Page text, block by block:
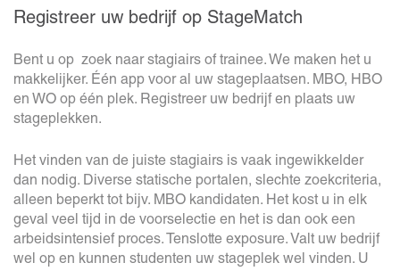
Registreer uw bedrijf op StageMatch
Bent u op zoek naar stagiairs of trainee. We maken het u
makkelijker. Één app voor al uw stageplaatsen. MBO, HBO
en WO op één plek. Registreer uw bedrijf en plaats uw
stageplekken.
Het vinden van de juiste stagiairs is vaak ingewikkelder
dan nodig. Diverse statische portalen, slechte zoekcriteria,
alleen beperkt tot bijv. MBO kandidaten. Het kost u in elk
geval veel tijd in de voorselectie en het is dan ook een
arbeidsintensief proces. Tenslotte exposure. Valt uw bedrijf
wel op en kunnen studenten uw stageplek wel vinden. U